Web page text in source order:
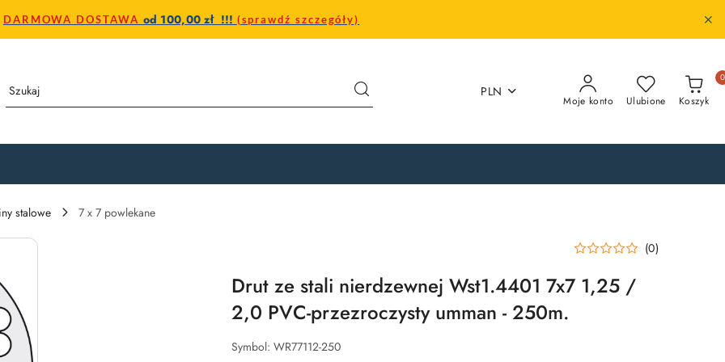
DARMOWA DOSTAWA od 100,00 zł !!! (sprawdź szczegóły)
PLN
Moje konto Ulubione Koszyk
0
stalowe 7 x 7 powlekane
(0)
Drut ze stali nierdzewnej Wst1.4401 7x7 1,25 /
2,0 PVC-przezroczysty umman - 250m.
Symbol: WR77112-250